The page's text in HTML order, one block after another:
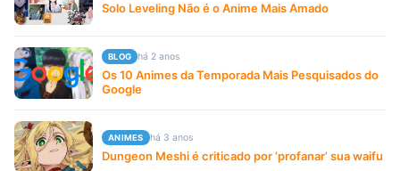
Solo Leveling Não é o Anime Mais Amado
BLOG há 2 anos
Os 10 Animes da Temporada Mais Pesquisados do
Google
ANIMES há 3 anos
Dungeon Meshi é criticado por ‘profanar’ sua waifu